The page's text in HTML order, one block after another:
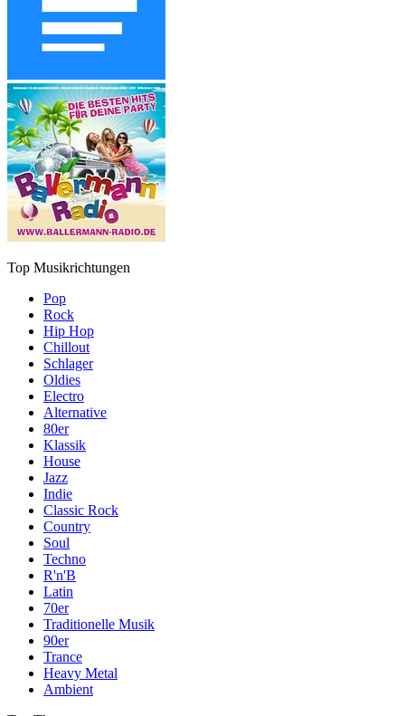
Top Musikrichtungen
Pop
Rock
Hip Hop
Chillout
Schlager
Oldies
Electro
Alternative
80er
Klassik
House
Jazz
Indie
Classic Rock
Country
Soul
Techno
R'n'B
Latin
70er
Traditionelle Musik
90er
Trance
Heavy Metal
Ambient